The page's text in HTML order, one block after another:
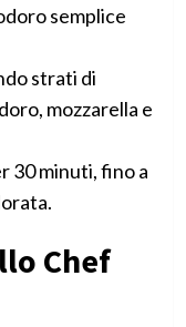
semplice
strati di
mozzarella e
30 minuti, fino a
Chef